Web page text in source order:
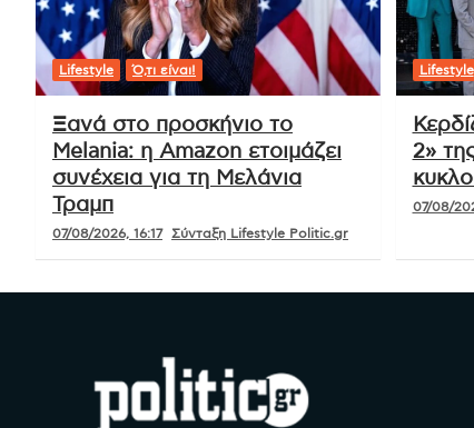
Lifestyle Ό,τι είναι!
Ξανά στο προσκήνιο το
Melania: η Amazon ετοιμάζει
συνέχεια για τη Μελάνια
Τραμπ
07/08/2026, 16:17 Σύνταξη Lifestyle Politic.gr
Lifestyle
2»
07/08/